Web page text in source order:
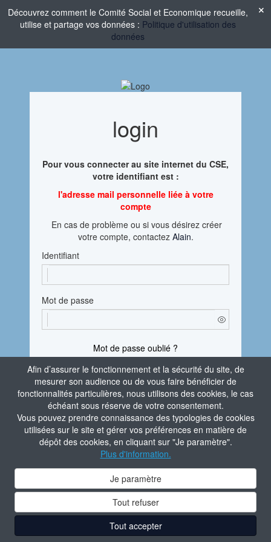
Afin d’assurer le fonctionnement et la sécurité du site, de
mesurer son audience ou de vous faire bénéficier de
fonctionnalités particulières, nous utilisons des cookies, le cas
échéant sous réserve de votre consentement.
Vous pouvez prendre connaissance des typologies de cookies
utilisées sur le site et gérer vos préférences en matière de
dépôt des cookies, en cliquant sur "Je paramètre".
Plus d'information.
Je paramètre
Tout refuser
Tout accepter
Découvrez comment le Comité Social et Economique recueille,
utilise et partage vos données : Politique d'utilisation des
données
login
Pour vous connecter au site internet du CSE,
votre identifiant est :
l'adresse mail personnelle liée à votre
compte
En cas de problème ou si vous désirez créer
votre compte, contactez Alain.
Identifiant
Mot de passe
Mot de passe oublié ?
En vous connectant, vous attestez avoir pris
connaissance de laPolitique de confidentialité
du site.
Je m'identifie
Aide à la connexion
Contacter l'administrateur du site